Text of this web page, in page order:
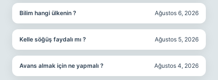
Bilim hangi ülkenin ? Ağustos 6, 2026
Kelle söğüş faydalı mı ? Ağustos 5, 2026
Avans almak için ne yapmalı ? Ağustos 4, 2026